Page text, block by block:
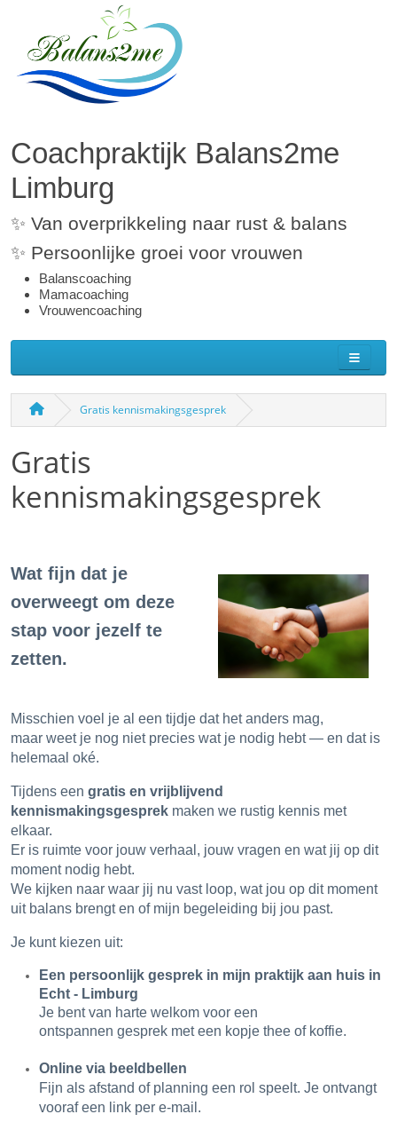
Coachpraktijk Balans2me
Limburg
✨ Van overprikkeling naar rust & balans
✨ Persoonlijke groei voor vrouwen
Balanscoaching
Mamacoaching
Vrouwencoaching
Gratis kennismakingsgesprek
Gratis
kennismakingsgesprek
Wat fijn dat je
overweegt om deze
stap voor jezelf te
zetten.
Misschien voel je al een tijdje dat het anders mag,
maar weet je nog niet precies wat je nodig hebt — en dat is
helemaal oké.
Tijdens een gratis en vrijblijvend
kennismakingsgesprek maken we rustig kennis met
elkaar.
Er is ruimte voor jouw verhaal, jouw vragen en wat jij op dit
moment nodig hebt.
We kijken naar waar jij nu vast loop, wat jou op dit moment
uit balans brengt en of mijn begeleiding bij jou past.
Je kunt kiezen uit:
Een persoonlijk gesprek in mijn praktijk aan huis in
Echt - Limburg
Je bent van harte welkom voor een
ontspannen gesprek met een kopje thee of koffie.
Online via beeldbellen
Fijn als afstand of planning een rol speelt. Je ontvangt
vooraf een link per e-mail.